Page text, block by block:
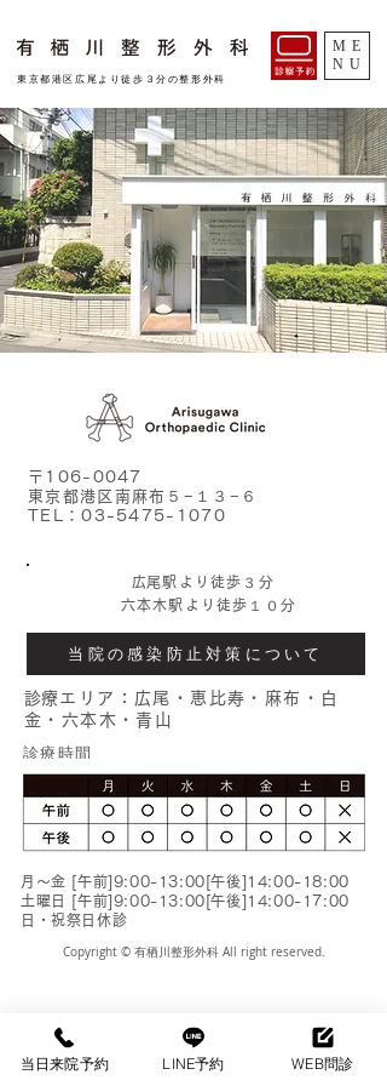
​東京都港区広尾より徒歩３分の整形外科
ME
NU
〒106-0047
東京都港区南麻布５−１３−６
TEL：03-5475-1070
​広尾駅より徒歩３分
六本木駅より徒歩１０分
当院の感染防止対策について
​診療エリア：広尾・恵比寿・麻布・白
金・六本木・青山
​診療時間
月〜金 [午前]9:00-13:00[午後]14:00-18:00
土曜日 [午前]9:00-13:00[午後]14:00-17:00
日・祝祭日休診
Copyright © 有栖川整形外科 All right reserved.
当日来院予約 LINE予約 WEB問診